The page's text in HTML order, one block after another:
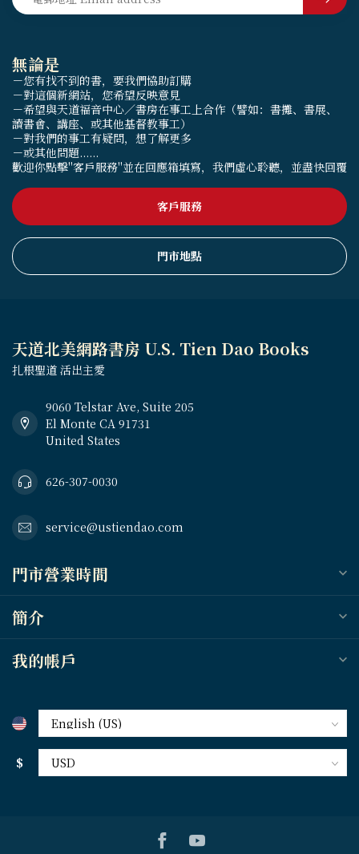
無論是
－您有找不到的書，要我們協助訂購
－對這個新網站，您希望反映意見
－希望與天道福音中心／書房在事工上合作（譬如：書攤、書展、
讀書會、講座、或其他基督教事工）
－對我們的事工有疑問，想了解更多
－或其他問題......
歡迎你點擊"客戶服務"並在回應箱填寫，我們虛心聆聽，並盡快回覆
客戶服務
門市地點
天道北美網路書房 U.S. Tien Dao Books
扎根聖道 活出主愛
9060 Telstar Ave, Suite 205
El Monte CA 91731
United States
626-307-0030
service@ustiendao.com
門市營業時間
簡介
我的帳戶
$